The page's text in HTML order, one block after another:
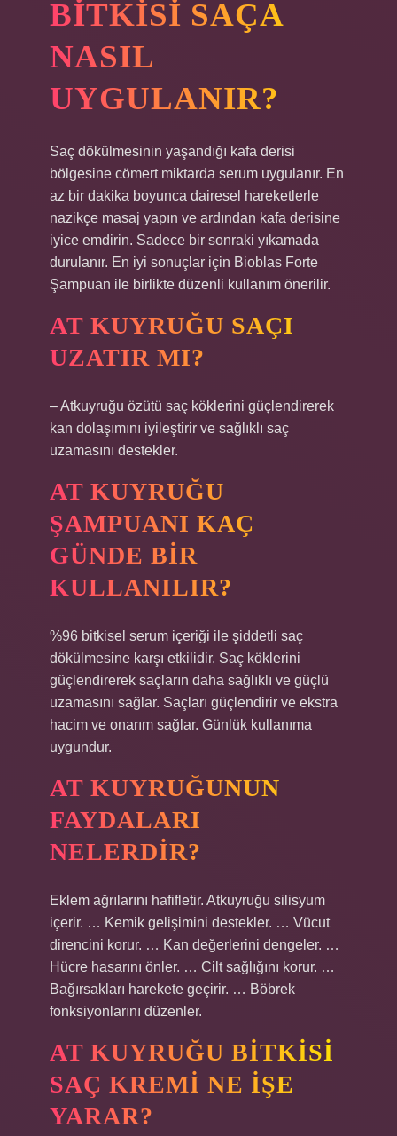
BITKISI SAÇA
NASIL
UYGULANIR?
Saç dökülmesinin yaşandığı kafa derisi
bölgesine cömert miktarda serum uygulanır. En
az bir dakika boyunca dairesel hareketlerle
nazikçe masaj yapın ve ardından kafa derisine
iyice emdirin. Sadece bir sonraki yıkamada
durulanır. En iyi sonuçlar için Bioblas Forte
Şampuan ile birlikte düzenli kullanım önerilir.
AT KUYRUĞU SAÇI
UZATIR MI?
– Atkuyruğu özütü saç köklerini güçlendirerek
kan dolaşımını iyileştirir ve sağlıklı saç
uzamasını destekler.
AT KUYRUĞU
ŞAMPUANI KAÇ
GÜNDE BIR
KULLANILIR?
%96 bitkisel serum içeriği ile şiddetli saç
dökülmesine karşı etkilidir. Saç köklerini
güçlendirerek saçların daha sağlıklı ve güçlü
uzamasını sağlar. Saçları güçlendirir ve ekstra
hacim ve onarım sağlar. Günlük kullanıma
uygundur.
AT KUYRUĞUNUN
FAYDALARI
NELERDIR?
Eklem ağrılarını hafifletir. Atkuyruğu silisyum
içerir. … Kemik gelişimini destekler. … Vücut
direncini korur. … Kan değerlerini dengeler. …
Hücre hasarını önler. … Cilt sağlığını korur. …
Bağırsakları harekete geçirir. … Böbrek
fonksiyonlarını düzenler.
AT KUYRUĞU BITKISI
SAÇ KREMI NE IŞE
YARAR?